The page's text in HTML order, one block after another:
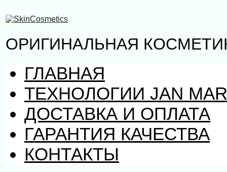
ОРИГИНАЛЬНАЯ
ГЛАВНАЯ
ТЕХНОЛОГИИ JAN
ДОСТАВКА И ОПЛАТА
ГАРАНТИЯ КАЧЕСТВА
КОНТАКТЫ